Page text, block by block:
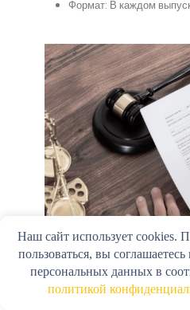
Формат: В каждом
Наш сайт использует cookies.
пользоваться, вы
персональных данных в
политикой